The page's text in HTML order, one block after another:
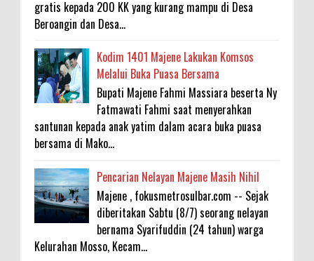
gratis kepada 200 KK yang kurang mampu di Desa
Beroangin dan Desa...
Kodim 1401 Majene Lakukan Komsos
Melalui Buka Puasa Bersama
Bupati Majene Fahmi Massiara beserta Ny
Fatmawati Fahmi saat menyerahkan
santunan kepada anak yatim dalam acara buka puasa
bersama di Mako...
Pencarian Nelayan Majene Masih Nihil
Majene , fokusmetrosulbar.com -- Sejak
diberitakan Sabtu (8/7) seorang nelayan
bernama Syarifuddin (24 tahun) warga
Kelurahan Mosso, Kecam...